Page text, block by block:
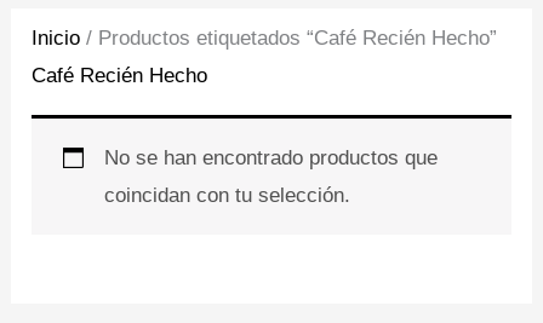
Inicio / Productos etiquetados “Café Recién Hecho”
Café Recién Hecho
No se han encontrado productos que
coincidan con tu selección.